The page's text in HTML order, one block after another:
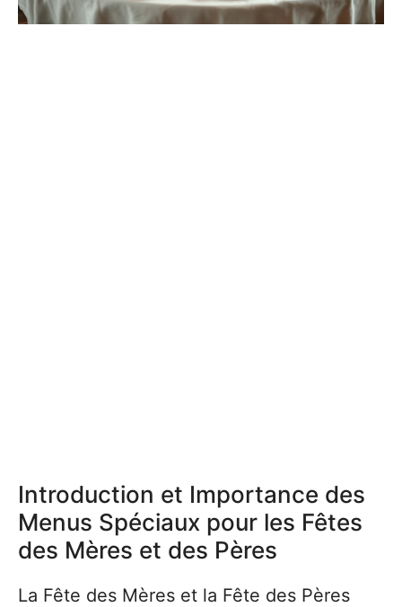
Introduction et Importance des
Menus Spéciaux pour les Fêtes
des Mères et des Pères
La Fête des Mères et la Fête des Pères